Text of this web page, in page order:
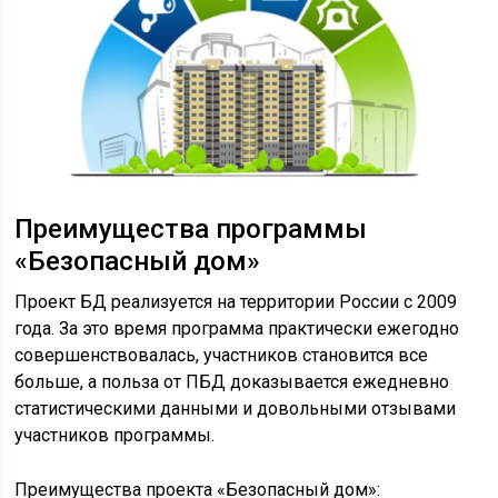
Преимущества программы
«Безопасный дом»
Проект БД реализуется на территории России с 2009
года. За это время программа практически ежегодно
совершенствовалась, участников становится все
больше, а польза от ПБД доказывается ежедневно
статистическими данными и довольными отзывами
участников программы.
Преимущества проекта «Безопасный дом»: